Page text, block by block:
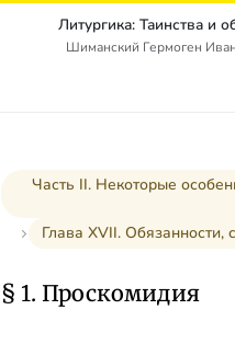
Литургика: Таинства и
Шиманский Гермоген
Часть II. Некоторые
Глава XVII.
§ 1. Проскомидия